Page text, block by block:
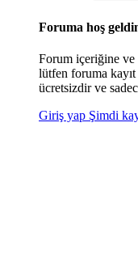
Foruma hoş
Forum içeriğine
lütfen foruma
ücretsizdir ve
Giriş yap Şimdi